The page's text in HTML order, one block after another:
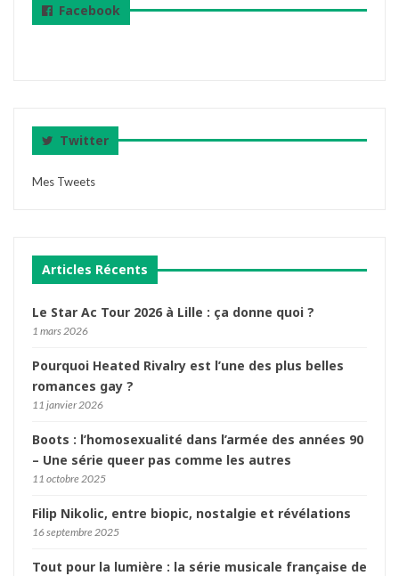
Facebook
Twitter
Mes Tweets
Articles Récents
Le Star Ac Tour 2026 à Lille : ça donne quoi ?
1 mars 2026
Pourquoi Heated Rivalry est l’une des plus belles
romances gay ?
11 janvier 2026
Boots : l’homosexualité dans l’armée des années 90
– Une série queer pas comme les autres
11 octobre 2025
Filip Nikolic, entre biopic, nostalgie et révélations
16 septembre 2025
Tout pour la lumière : la série musicale française de